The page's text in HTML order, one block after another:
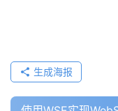
生成海报